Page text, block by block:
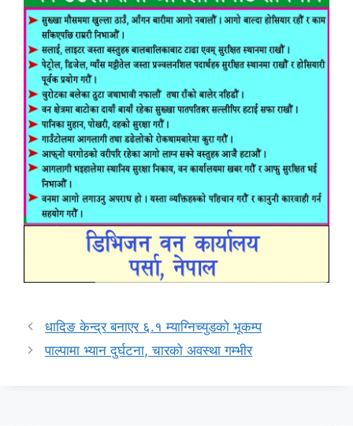
धादिङ केन्द्र बनाएर ६.१ म्याग्निच्युडको भूकम्प
पाल्पामा भ्यान दुर्घटना, चारको अवस्था गम्भीर